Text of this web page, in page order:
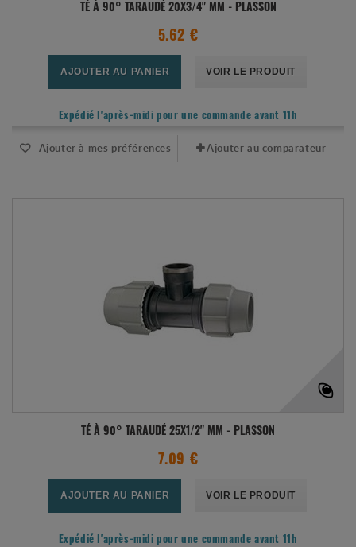
TÉ À 90° TARAUDÉ 20X3/4" MM - PLASSON
5.62 €
AJOUTER AU PANIER VOIR LE PRODUIT
Expédié l'après-midi pour une commande avant 11h
Ajouter à mes préférences Ajouter au comparateur
TÉ À 90° TARAUDÉ 25X1/2" MM - PLASSON
7.09 €
AJOUTER AU PANIER VOIR LE PRODUIT
Expédié l'après-midi pour une commande avant 11h